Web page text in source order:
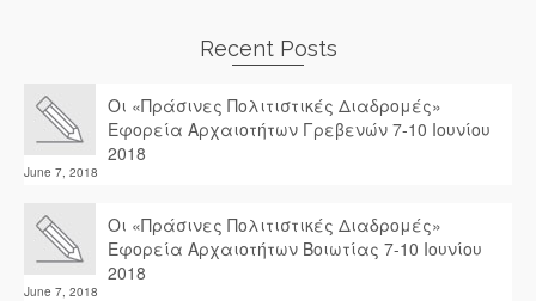
Recent Posts
Οι «Πράσινες Πολιτιστικές Διαδρομές»
Εφορεία Αρχαιοτήτων Γρεβενών 7-10 Ιουνίου
2018
June 7, 2018
Οι «Πράσινες Πολιτιστικές Διαδρομές»
Εφορεία Αρχαιοτήτων Βοιωτίας 7-10 Ιουνίου
2018
June 7, 2018